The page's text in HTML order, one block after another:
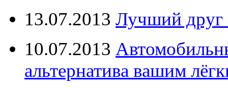
13.07.2013 Лучший друг
10.07.2013
альтернатива вашим